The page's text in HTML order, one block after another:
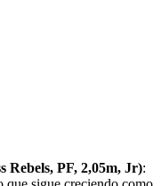
Rebels, PF, 2,05m, Jr):